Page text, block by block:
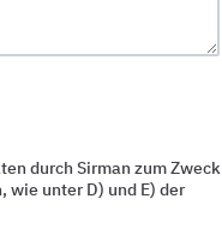
durch Sirman zum Zweck
unter D) und E) der